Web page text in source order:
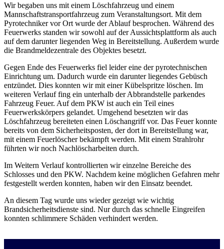
Wir begaben uns mit einem Löschfahrzeug und einem
Mannschaftstransportfahrzeug zum Veranstaltungsort. Mit dem
Pyrotechniker vor Ort wurde der Ablauf besprochen. Während des
Feuerwerks standen wir sowohl auf der Aussichtsplattform als auch
auf dem darunter liegenden Weg in Bereitstellung. Außerdem wurde
die Brandmeldezentrale des Objektes besetzt.
Gegen Ende des Feuerwerks fiel leider eine der pyrotechnischen
Einrichtung um. Dadurch wurde ein darunter liegendes Gebüsch
entzündet. Dies konnten wir mit einer Kübelspritze löschen. Im
weiteren Verlauf fing ein unterhalb der Abbrandstelle parkendes
Fahrzeug Feuer. Auf dem PKW ist auch ein Teil eines
Feuerwerkskörpers gelandet. Umgehend besetzten wir das
Löschfahrzeug bereiteten einen Löschangriff vor. Das Feuer konnte
bereits von dem Sicherheitsposten, der dort in Bereitstellung war,
mit einem Feuerlöscher bekämpft werden. Mit einem Strahlrohr
führten wir noch Nachlöscharbeiten durch.
Im Weitern Verlauf kontrollierten wir einzelne Bereiche des
Schlosses und den PKW. Nachdem keine möglichen Gefahren mehr
festgestellt werden konnten, haben wir den Einsatz beendet.
An diesem Tag wurde uns wieder gezeigt wie wichtig
Brandsicherheitsdienste sind. Nur durch das schnelle Eingreifen
konnten schlimmere Schäden verhindert werden.